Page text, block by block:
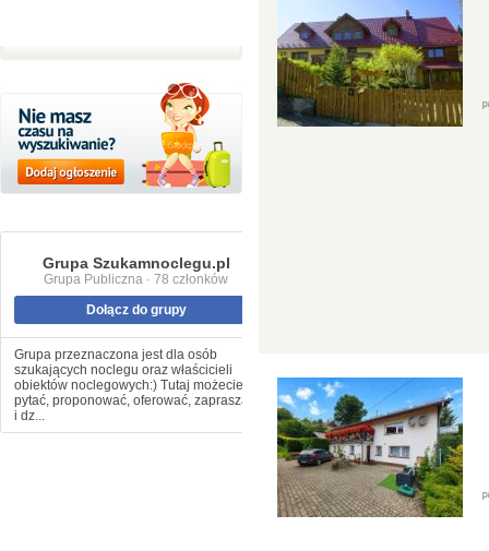
Grupa Szukamnoclegu.pl
Grupa Publiczna · 78 członków
Dołącz do grupy
Grupa przeznaczona jest dla osób
szukających noclegu oraz właścicieli
obiektów noclegowych:) Tutaj możecie
pytać, proponować, oferować, zapraszać
i dz...